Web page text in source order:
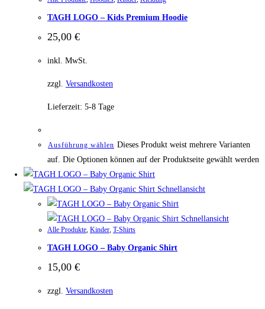
TAGH LOGO – Kids Premium Hoodie
25,00 €
inkl. MwSt.
zzgl. Versandkosten
Lieferzeit: 5-8 Tage
Ausführung wählen Dieses Produkt weist mehrere Varianten
auf. Die Optionen können auf der Produktseite gewählt werden
Schnellansicht
Schnellansicht
Alle Produkte, Kinder, T-Shirts
TAGH LOGO – Baby Organic Shirt
15,00 €
zzgl. Versandkosten